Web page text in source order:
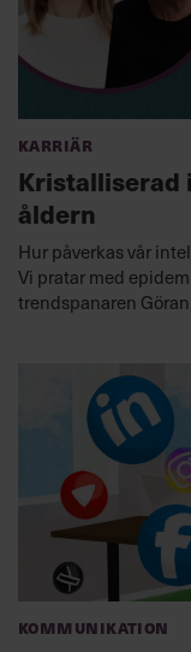
Karriär
Kristalliserad
åldern
Hur påverkas vår
Vi pratar med
trendspanaren
Kommunikation